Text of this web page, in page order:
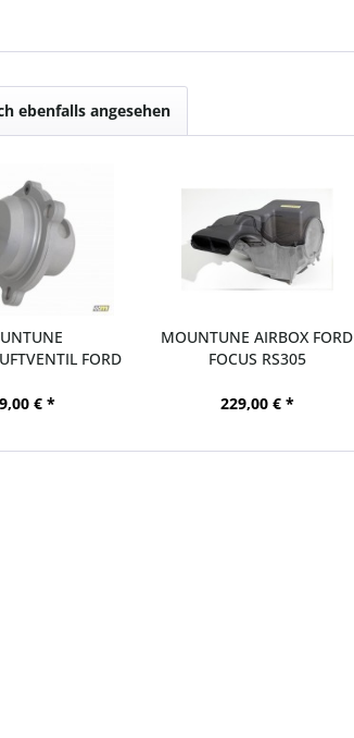
ebenfalls angesehen
FORD
€ *
MOUNTUNE AIRBOX FORD
FOCUS RS305
229,00 € *